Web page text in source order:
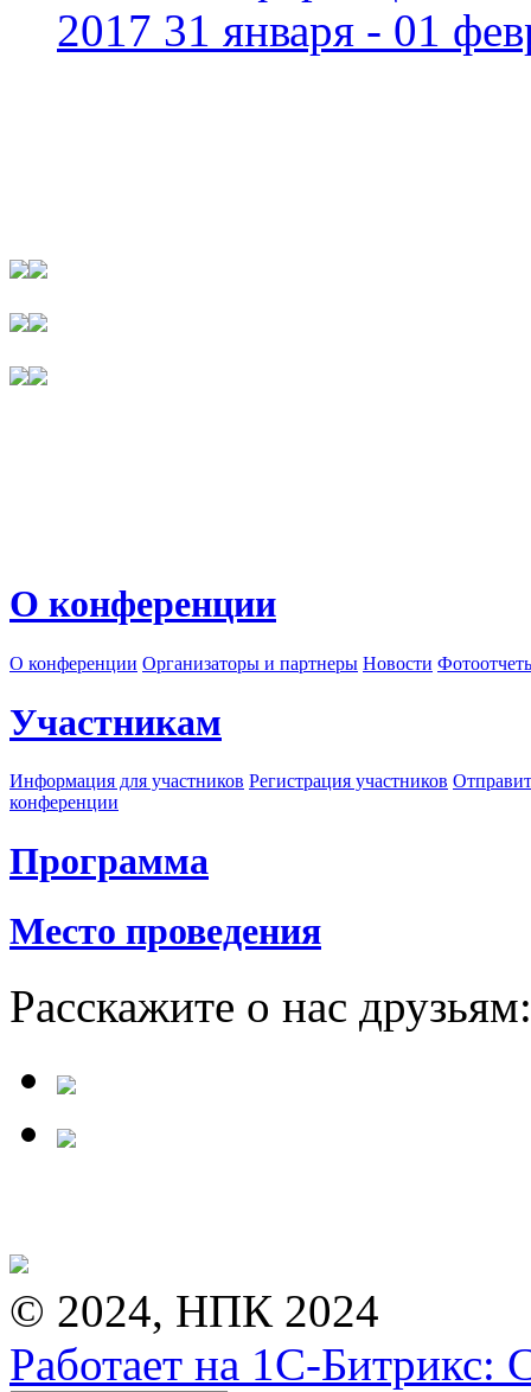
2017 31 января - 01
О конференции
О конференции Организаторы и партнеры Новости
Участникам
Информация для участников Регистрация участников
конференции
Программа
Место проведения
Расскажите о нас друзьям:
© 2024, НПК 2024
Работает на 1С-Битрикс: